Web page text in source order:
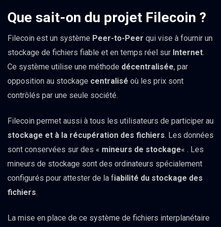
Que sait-on du projet Filecoin ?
Filecoin est un système Peer-to-Peer qui vise à fournir un
stockage de fichiers fiable et en temps réel sur Internet.
Ce système utilise une méthode décentralisée, par
opposition au stockage centralisé où les prix sont
contrôlés par une seule société.
Filecoin permet aussi à tous les utilisateurs de participer au
stockage et à la récupération des fichiers. Les données
sont conservées sur des « mineurs de stockage« . Les
mineurs de stockage sont des ordinateurs spécialement
configurés pour attester de la fiabilité du stockage des
fichiers.
La mise en place de ce système de fichiers interplanétaire